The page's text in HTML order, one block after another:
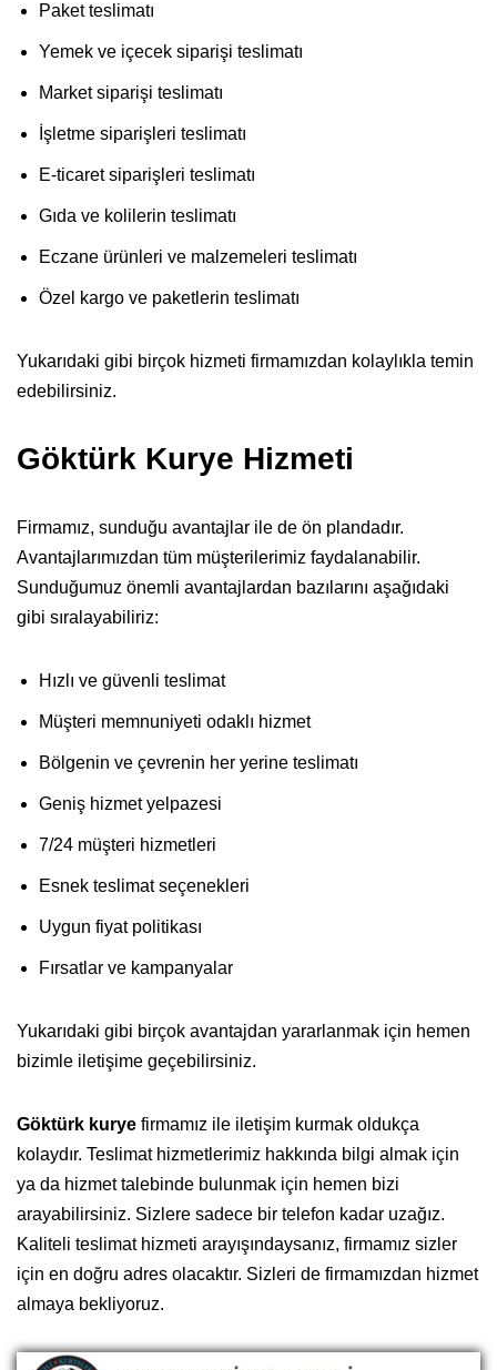
Paket teslimatı
Yemek ve içecek siparişi teslimatı
Market siparişi teslimatı
İşletme siparişleri teslimatı
E-ticaret siparişleri teslimatı
Gıda ve kolilerin teslimatı
Eczane ürünleri ve malzemeleri teslimatı
Özel kargo ve paketlerin teslimatı
Yukarıdaki gibi birçok hizmeti firmamızdan kolaylıkla temin
edebilirsiniz.
Göktürk Kurye Hizmeti
Firmamız, sunduğu avantajlar ile de ön plandadır.
Avantajlarımızdan tüm müşterilerimiz faydalanabilir.
Sunduğumuz önemli avantajlardan bazılarını aşağıdaki
gibi sıralayabiliriz:
Hızlı ve güvenli teslimat
Müşteri memnuniyeti odaklı hizmet
Bölgenin ve çevrenin her yerine teslimatı
Geniş hizmet yelpazesi
7/24 müşteri hizmetleri
Esnek teslimat seçenekleri
Uygun fiyat politikası
Fırsatlar ve kampanyalar
Yukarıdaki gibi birçok avantajdan yararlanmak için hemen
bizimle iletişime geçebilirsiniz.
Göktürk kurye firmamız ile iletişim kurmak oldukça
kolaydır. Teslimat hizmetlerimiz hakkında bilgi almak için
ya da hizmet talebinde bulunmak için hemen bizi
arayabilirsiniz. Sizlere sadece bir telefon kadar uzağız.
Kaliteli teslimat hizmeti arayışındaysanız, firmamız sizler
için en doğru adres olacaktır. Sizleri de firmamızdan hizmet
almaya bekliyoruz.